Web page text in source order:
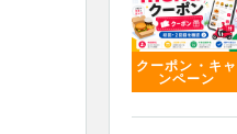
クーポン・キャ
ンペーン